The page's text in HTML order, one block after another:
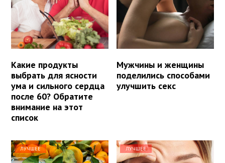
Какие продукты
выбрать для ясности
ума и сильного сердца
после 60? Обратите
внимание на этот
список
Мужчины и женщины
поделились способами
улучшить секс
ЛУЧШЕЕ ЛУЧШЕЕ